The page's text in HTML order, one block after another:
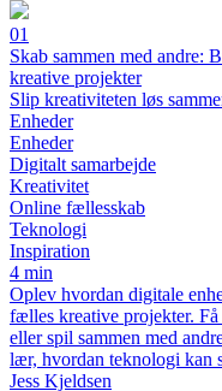
01
Skab sammen med andre:
kreative projekter
Slip kreativiteten løs
Enheder
Enheder
Digitalt samarbejde
Kreativitet
Online fællesskab
Teknologi
Inspiration
4 min
Oplev hvordan digitale
fælles kreative projekter.
eller spil sammen med
lær, hvordan teknologi kan
Jess Kjeldsen